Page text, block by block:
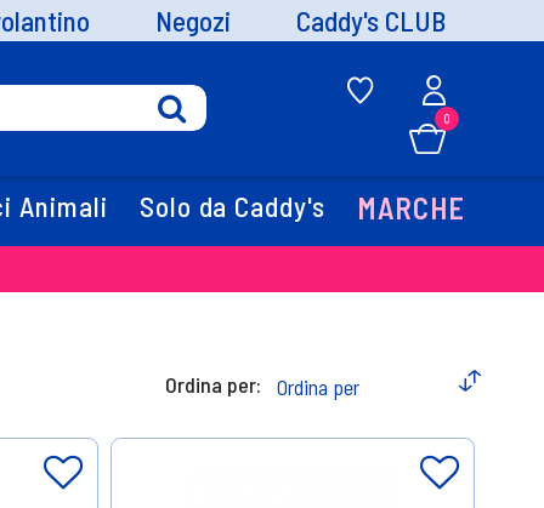
Negozi Caddy's CLUB
0
Animali Solo da Caddy's MARCHE
Ordina per: